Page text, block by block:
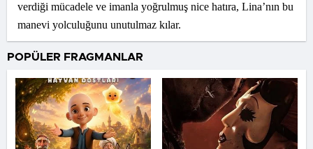
verdiği mücadele ve imanla yoğrulmuş nice hatıra, Lina’nın bu
manevi yolculuğunu unutulmaz kılar.
POPÜLER FRAGMANLAR